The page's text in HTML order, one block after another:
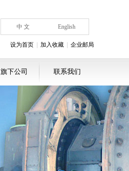
中 文 English
设为首页 加入收藏 企业邮局
旗下公司 联系我们